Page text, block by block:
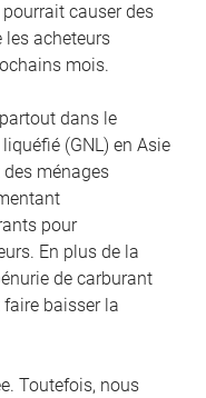
causer des
les acheteurs
mois.
dans le
(GNL) en Asie
ménages
pour
En plus de la
de carburant
baisser la
Toutefois, nous